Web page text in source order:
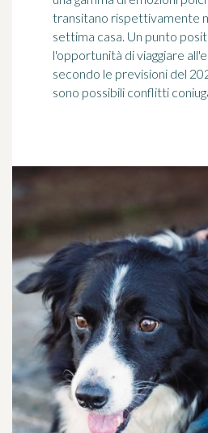
transitano rispettivamente
settima casa. Un punto
l'opportunità di viaggiare
secondo le previsioni del
sono possibili conflitti